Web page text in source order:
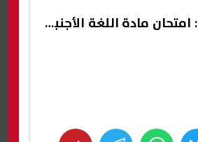
5 يوليو 2026: امتحان مادة اللغة الأجنبية